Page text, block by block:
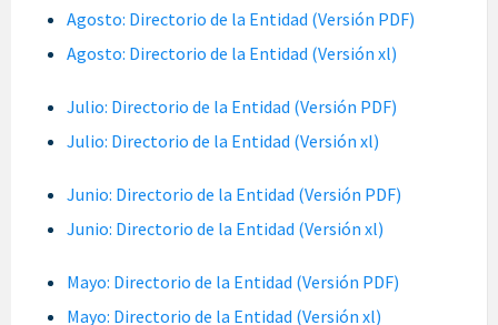
Agosto: Directorio de la Entidad (Versión PDF)
Agosto: Directorio de la Entidad (Versión xl)
Julio: Directorio de la Entidad (Versión PDF)
Julio: Directorio de la Entidad (Versión xl)
Junio: Directorio de la Entidad (Versión PDF)
Junio: Directorio de la Entidad (Versión xl)
Mayo: Directorio de la Entidad (Versión PDF)
Mayo: Directorio de la Entidad (Versión xl)